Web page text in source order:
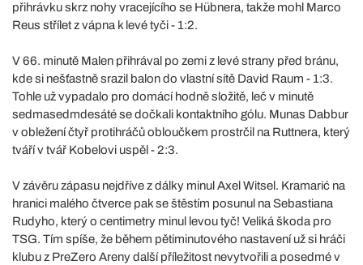
přihrávku skrz nohy vracejícího se Hübnera, takže mohl Marco
Reus střílet z vápna k levé tyči - 1:2.
V 66. minutě Malen přihrával po zemi z levé strany před bránu,
kde si nešťastně srazil balon do vlastní sítě David Raum - 1:3.
Tohle už vypadalo pro domácí hodně složitě, leč v minutě
sedmasedmdesáté se dočkali kontaktního gólu. Munas Dabbur
v obležení čtyř protihráčů obloučkem prostrčil na Ruttnera, který
tváří v tvář Kobelovi uspěl - 2:3.
V závěru zápasu nejdříve z dálky minul Axel Witsel. Kramarić na
hranici malého čtverce pak se štěstím posunul na Sebastiana
Rudyho, který o centimetry minul levou tyč! Veliká škoda pro
TSG. Tím spíše, že během pětiminutového nastavení už si hráči
klubu z PreZero Areny další příležitost nevytvořili a posedmé v